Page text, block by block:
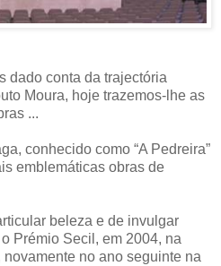
dado conta da trajectória
Moura, hoje trazemos-lhe as
...
conhecido como “A Pedreira”
emblemáticas obras de
beleza e de invulgar
Prémio Secil, em 2004, na
no ano seguinte na